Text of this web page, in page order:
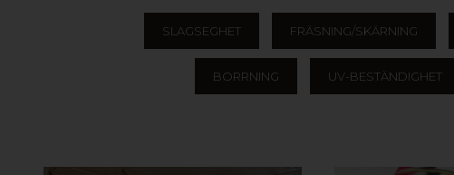
SLAGSEGHET FRÄSNING/SKÄRNING
BORRNING UV-BESTÄNDIGHET